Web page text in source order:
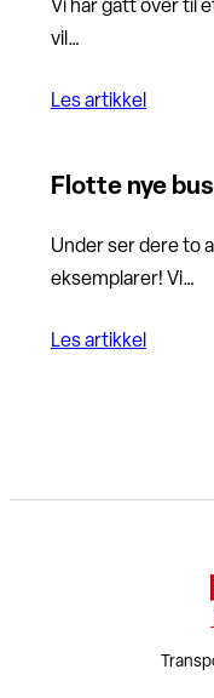
Vi har gått over til
vil…
Les artikkel
Flotte nye
Under ser dere to
eksemplarer! Vi…
Les artikkel